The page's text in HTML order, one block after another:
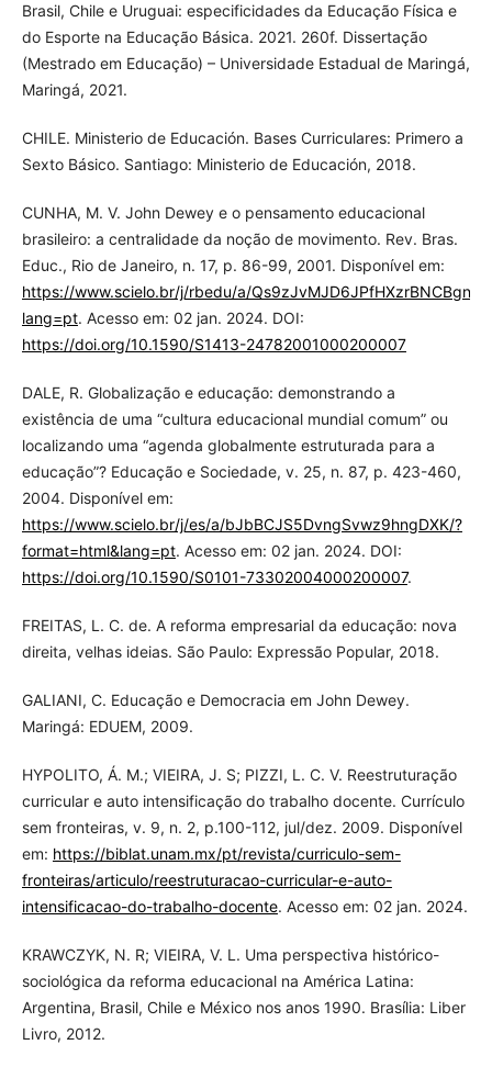
Brasil, Chile e Uruguai: especificidades da Educação Física e
do Esporte na Educação Básica. 2021. 260f. Dissertação
(Mestrado em Educação) – Universidade Estadual de Maringá,
Maringá, 2021.
CHILE. Ministerio de Educación. Bases Curriculares: Primero a
Sexto Básico. Santiago: Ministerio de Educación, 2018.
CUNHA, M. V. John Dewey e o pensamento educacional
brasileiro: a centralidade da noção de movimento. Rev. Bras.
Educ., Rio de Janeiro, n. 17, p. 86-99, 2001. Disponível em:
https://www.scielo.br/j/rbedu/a/Qs9zJvMJD6JPfHXzrBNCBgn/?
lang=pt. Acesso em: 02 jan. 2024. DOI:
https://doi.org/10.1590/S1413-24782001000200007
DALE, R. Globalização e educação: demonstrando a
existência de uma “cultura educacional mundial comum” ou
localizando uma “agenda globalmente estruturada para a
educação”? Educação e Sociedade, v. 25, n. 87, p. 423-460,
2004. Disponível em:
https://www.scielo.br/j/es/a/bJbBCJS5DvngSvwz9hngDXK/?
format=html&lang=pt. Acesso em: 02 jan. 2024. DOI:
https://doi.org/10.1590/S0101-73302004000200007.
FREITAS, L. C. de. A reforma empresarial da educação: nova
direita, velhas ideias. São Paulo: Expressão Popular, 2018.
GALIANI, C. Educação e Democracia em John Dewey.
Maringá: EDUEM, 2009.
HYPOLITO, Á. M.; VIEIRA, J. S; PIZZI, L. C. V. Reestruturação
curricular e auto intensificação do trabalho docente. Currículo
sem fronteiras, v. 9, n. 2, p.100-112, jul/dez. 2009. Disponível
em: https://biblat.unam.mx/pt/revista/curriculo-sem-
fronteiras/articulo/reestruturacao-curricular-e-auto-
intensificacao-do-trabalho-docente. Acesso em: 02 jan. 2024.
KRAWCZYK, N. R; VIEIRA, V. L. Uma perspectiva histórico-
sociológica da reforma educacional na América Latina:
Argentina, Brasil, Chile e México nos anos 1990. Brasília: Liber
Livro, 2012.